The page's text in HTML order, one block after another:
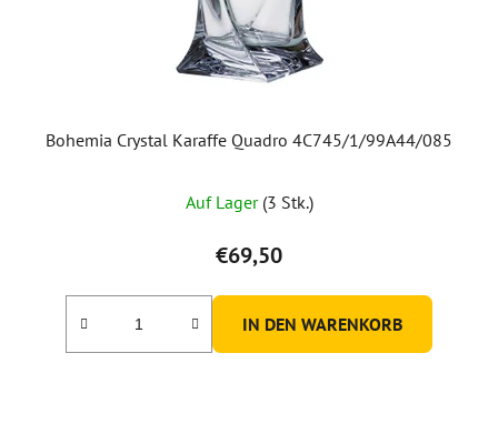
Bohemia Crystal Karaffe Quadro 4C745/1/99A44/085
durchschnittliche
Produktbewertung
ist
5,0
von
Auf Lager (3 Stk.)
€69,50
IN DEN WARENKORB